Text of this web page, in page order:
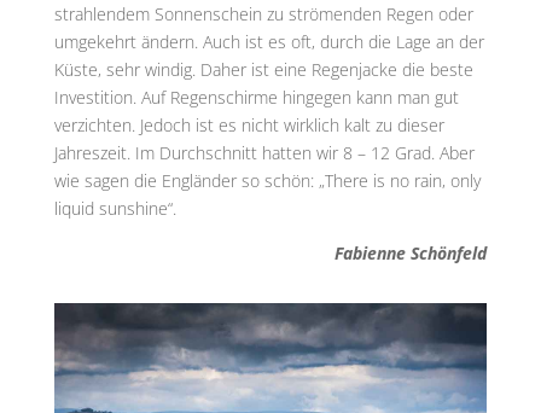
strahlendem Sonnenschein zu strömenden Regen oder
umgekehrt ändern. Auch ist es oft, durch die Lage an der
Küste, sehr windig. Daher ist eine Regenjacke die beste
Investition. Auf Regenschirme hingegen kann man gut
verzichten. Jedoch ist es nicht wirklich kalt zu dieser
Jahreszeit. Im Durchschnitt hatten wir 8 – 12 Grad. Aber
wie sagen die Engländer so schön: „There is no rain, only
liquid sunshine“.
Fabienne Schönfeld